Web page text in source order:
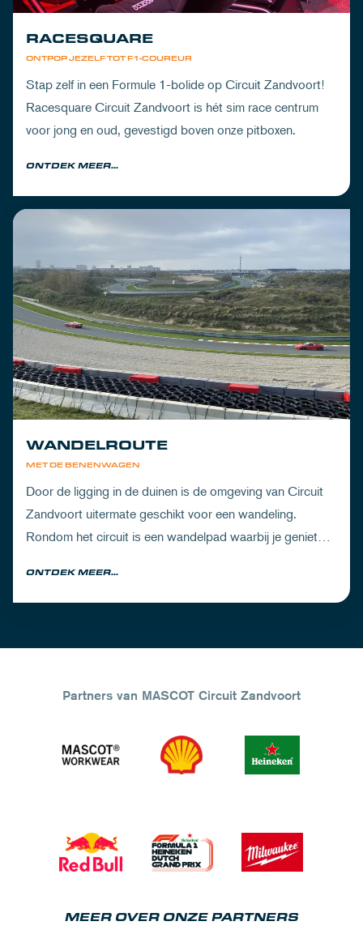
ONTPOP JEZELF TOT F1-COUREUR
RACESQUARE
Stap zelf in een Formule 1-bolide op Circuit Zandvoort!
Racesquare Circuit Zandvoort is hét sim race centrum
voor jong en oud, gevestigd boven onze pitboxen.
ONTDEK MEER...
MET DE BENENWAGEN
WANDELROUTE
Door de ligging in de duinen is de omgeving van Circuit
Zandvoort uitermate geschikt voor een wandeling.
Rondom het circuit is een wandelpad waarbij je geniet
ONTDEK MEER...
Partners van MASCOT Circuit Zandvoort
MEER OVER ONZE PARTNERS